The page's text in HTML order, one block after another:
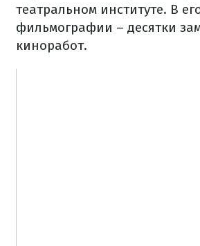
театральном институте. В
фильмографии – десятки
киноработ.